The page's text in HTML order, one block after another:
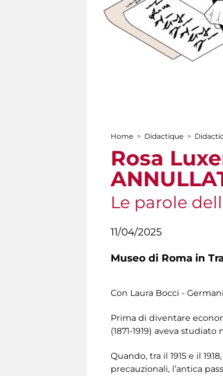
You are here
Home > Didactique >
Rosa
Le parole
11/04/2025
Museo di Roma in
Con Laura Bocci -
Prima di diventare
(1871-1919) aveva
Quando, tra il 1915 e il
precauzionali, l’antica